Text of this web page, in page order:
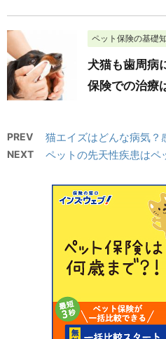
ペット保険の基礎
犬猫も歯周病
保険での治療
PREV 猫エイズはどんな病気？
NEXT ペットの先天性疾患はペ